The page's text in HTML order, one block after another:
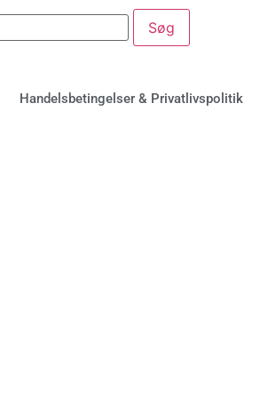
Handelsbetingelser & Privatlivspolitik